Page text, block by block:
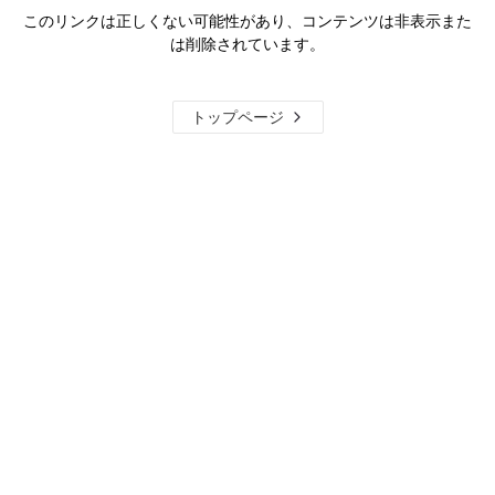
このリンクは正しくない可能性があり、コンテンツは非表示また
は削除されています。
トップページ